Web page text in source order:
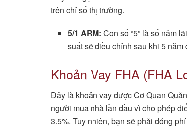
trên chỉ số thị trường.
5/1 ARM: Con số “5” là số năm
suất sẽ điều chỉnh sau khi 5
Khoản Vay FHA (FHA
Đây là khoản vay được Cơ Quan
người mua nhà lần đầu vì cho phép
3.5%. Tuy nhiên, bạn sẽ phải đóng